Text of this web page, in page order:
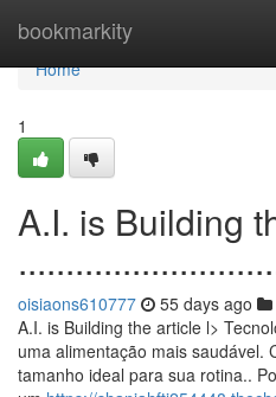
bookmarkity
Home
Home
1
A.I. is Building
oisiaons610777 55 days ago
A.I. is Building the article l>
uma alimentação mais saudável.
tamanho ideal para sua rotina..